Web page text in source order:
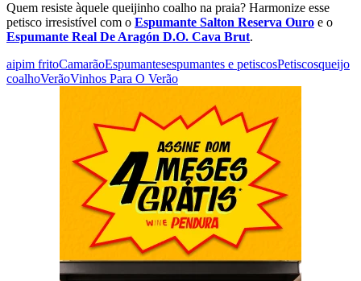
Quem resiste àquele queijinho coalho na praia? Harmonize esse
petisco irresistível com o Espumante Salton Reserva Ouro e o
Espumante Real De Aragón D.O. Cava Brut.
aipim fritoCamarãoEspumantesespumantes e petiscosPetiscosqueijo
coalhoVerãoVinhos Para O Verão